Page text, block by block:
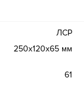
ЛСР
250х120х65 мм
61